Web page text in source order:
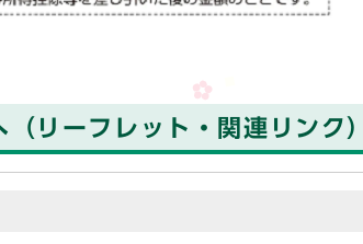
リーフレット・関連リンク）